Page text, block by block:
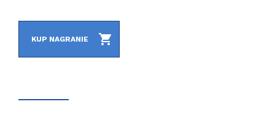
KUP NAGRANIE